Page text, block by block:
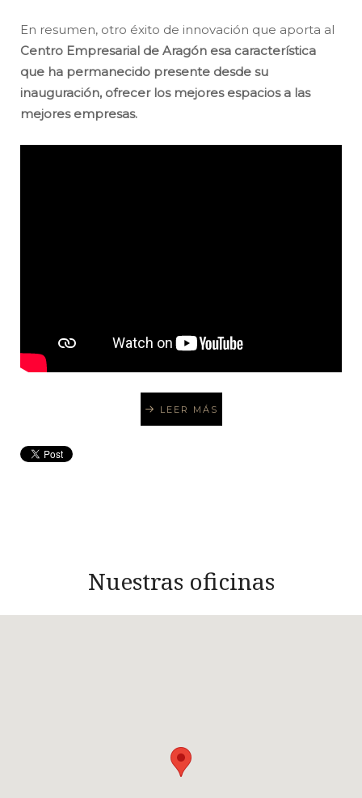
En resumen, otro éxito de innovación que aporta al
Centro Empresarial de Aragón esa característica
que ha permanecido presente desde su
inauguración, ofrecer los mejores espacios a las
mejores empresas.
LEER MÁS
Nuestras oficinas